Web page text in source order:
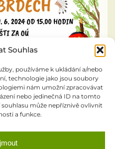
Souhlas
používáme k ukládání a/nebo
technologie jako jsou soubory
nám umožní zpracovávat
nebo jedinečná ID na tomto
může nepříznivě ovlivnit
a funkce.
zastupitelstva
č. 106/1999Sb.
Podbrdy ©